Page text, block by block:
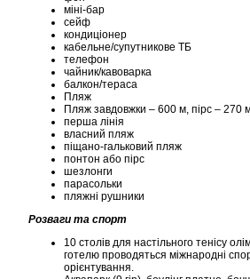
міні-бар
сейф
кондиціонер
кабельне/супутникове ТБ
телефон
чайник/кавоварка
балкон/тераса
Пляж
Пляж завдовжки – 600 м, пірс – 270
перша лінія
власний пляж
піщано-гальковий пляж
понтон або пірс
шезлонги
парасольки
пляжні рушники
Розваги та спорт
10 столів для настільного тенісу
готелю проводяться міжнародні
орієнтування.